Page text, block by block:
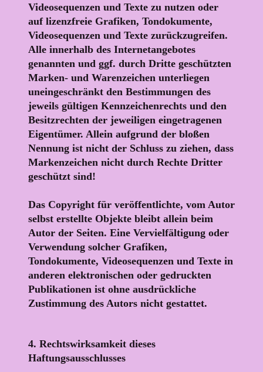
Videosequenzen und Texte zu nutzen oder
auf lizenzfreie Grafiken, Tondokumente,
Videosequenzen und Texte zurückzugreifen.
Alle innerhalb des Internetangebotes
genannten und ggf. durch Dritte geschützten
Marken- und Warenzeichen unterliegen
uneingeschränkt den Bestimmungen des
jeweils gültigen Kennzeichenrechts und den
Besitzrechten der jeweiligen eingetragenen
Eigentümer. Allein aufgrund der bloßen
Nennung ist nicht der Schluss zu ziehen, dass
Markenzeichen nicht durch Rechte Dritter
geschützt sind!
Das Copyright für veröffentlichte, vom Autor
selbst erstellte Objekte bleibt allein beim
Autor der Seiten. Eine Vervielfältigung oder
Verwendung solcher Grafiken,
Tondokumente, Videosequenzen und Texte in
anderen elektronischen oder gedruckten
Publikationen ist ohne ausdrückliche
Zustimmung des Autors nicht gestattet.
4. Rechtswirksamkeit dieses
Haftungsausschlusses